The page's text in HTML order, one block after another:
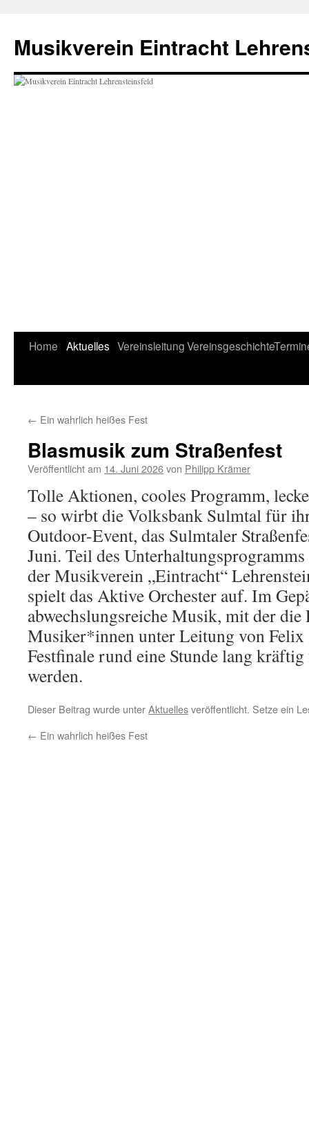
springen
Musikverein Eintracht
Home Aktuelles VereinsleitungVereinsgeschichte
← Ein wahrlich heißes Fest
Blasmusik zum Straßenfest
Veröffentlicht am 14. Juni 2026von Philipp Krämer
Tolle Aktionen, cooles Programm,
– so wirbt die Volksbank Sulmtal für
Outdoor-Event, das Sulmtaler
Juni. Teil des
der Musikverein „Eintracht“
spielt das Aktive Orchester auf. Im
abwechslungsreiche Musik, mit der
Musiker*innen unter Leitung von
Festfinale rund eine Stunde lang
werden.
Dieser Beitrag wurde unterAktuellesveröffentlicht. Setze ein
← Ein wahrlich heißes Fest